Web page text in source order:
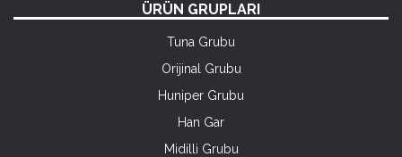
ÜRÜN GRUPLARI
Tuna Grubu
Orijinal Grubu
Huniper Grubu
Han Gar
Midilli Grubu